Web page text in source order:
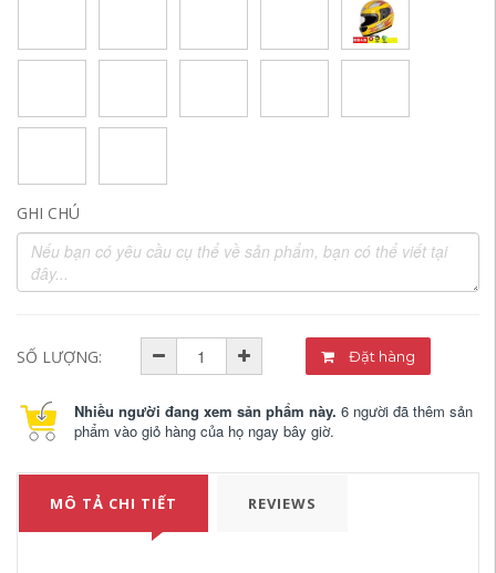
GHI CHÚ
SỐ LƯỢNG: Đặt hàng
Nhiều người đang xem sản phẩm này. 6 người đã thêm sản
phẩm vào giỏ hàng của họ ngay bây giờ.
MÔ TẢ CHI TIẾT REVIEWS